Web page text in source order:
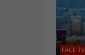
FACE TV